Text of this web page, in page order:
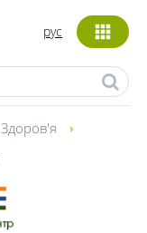
рус
Здоров'я